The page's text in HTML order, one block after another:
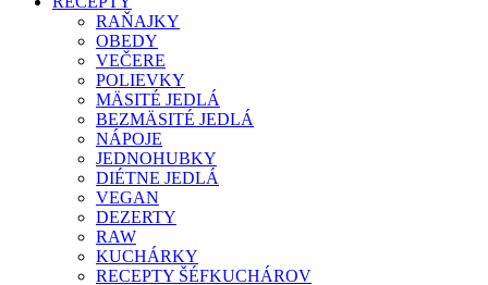
RAŇAJKY
OBEDY
VEČERE
POLIEVKY
MÄSITÉ JEDLÁ
BEZMÄSITÉ JEDLÁ
NÁPOJE
JEDNOHUBKY
DIÉTNE JEDLÁ
VEGAN
DEZERTY
RAW
KUCHÁRKY
RECEPTY ŠÉFKUCHÁROV